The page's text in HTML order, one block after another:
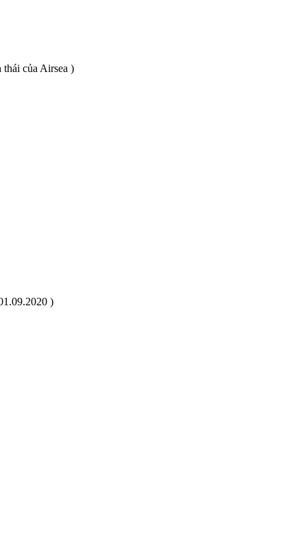
của Airsea )
)